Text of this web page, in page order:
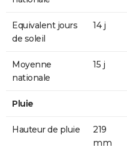
Equivalent jours
de soleil
14 j
Moyenne
nationale
15 j
Pluie
Hauteur de pluie
219
mm